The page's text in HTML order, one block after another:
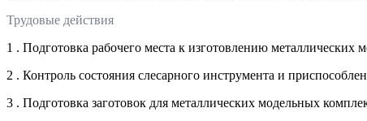
Трудовые действия
1 . Подготовка рабочего места к изготовлению
2 . Контроль состояния слесарного инструмента и
3 . Подготовка заготовок для металлических модельных